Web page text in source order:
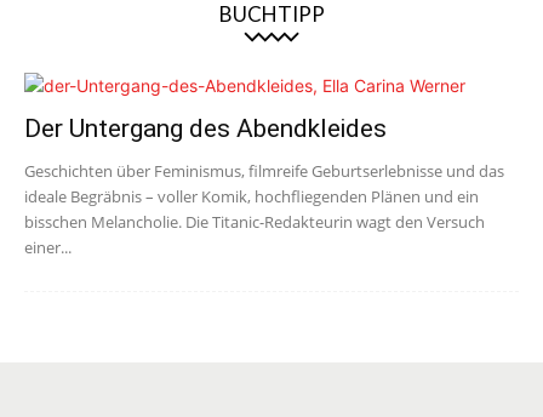
BUCHTIPP
Der Untergang des Abendkleides
Geschichten über Feminismus, filmreife Geburtserlebnisse und das
ideale Begräbnis – voller Komik, hochfliegenden Plänen und ein
bisschen Melancholie. Die Titanic-Redakteurin wagt den Versuch
einer...